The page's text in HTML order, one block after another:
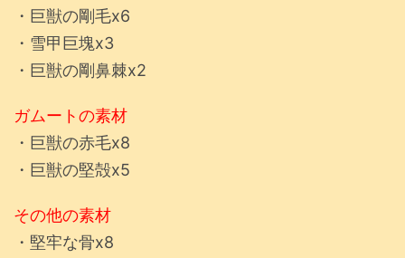
・巨獣の剛毛x6
・雪甲巨塊x3
・巨獣の剛鼻棘x2
ガムートの素材
・巨獣の赤毛x8
・巨獣の堅殻x5
その他の素材
・堅牢な骨x8